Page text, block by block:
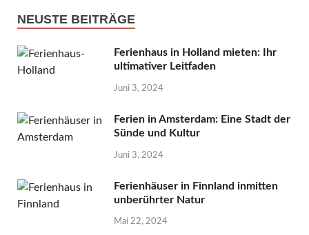
NEUSTE BEITRÄGE
Ferienhaus in Holland mieten: Ihr
ultimativer Leitfaden
Juni 3, 2024
Ferien in Amsterdam: Eine Stadt der
Sünde und Kultur
Juni 3, 2024
Ferienhäuser in Finnland inmitten
unberührter Natur
Mai 22, 2024